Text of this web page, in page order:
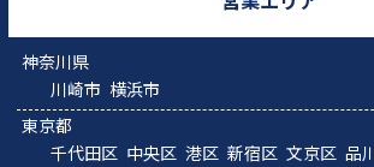
神奈川県
川崎市 横浜市
東京都
千代田区 中央区 港区 新宿区 文京区 品